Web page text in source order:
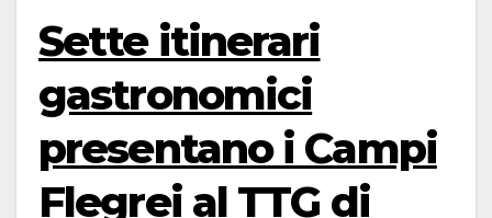
Sette itinerari
gastronomici
presentano i Campi
Flegrei al TTG di